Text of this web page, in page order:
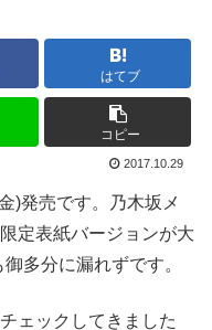
はてブ
コピー
2017.10.29
)発売です。乃木坂メ
定表紙バージョンが大
多分に漏れずです。
ェックしてきました